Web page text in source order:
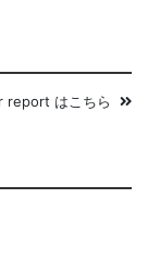
report はこちら